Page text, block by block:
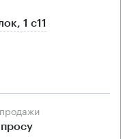
1 с11
продажи